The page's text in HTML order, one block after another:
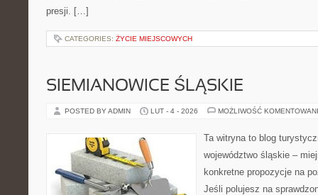
presji. […]
CATEGORIES: ŻYCIE MIEJSCOWYCH
SIEMIANOWICE ŚLĄSKIE
POSTED BY ADMIN LUT - 4 - 2026 MOŻLIWOŚĆ
Ta witryna to blog
województwo śląskie –
konkretne propozycje na
Jeśli polujesz na